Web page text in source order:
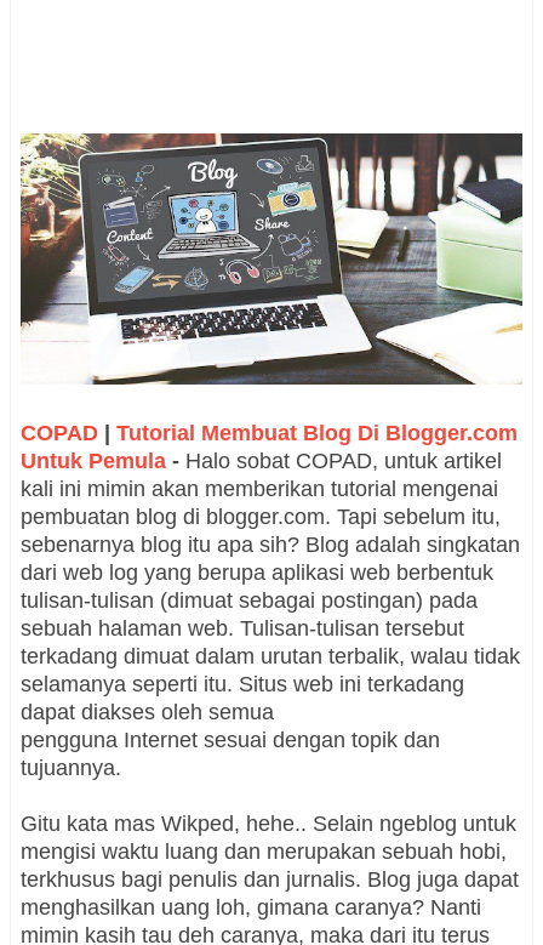
COPAD | Tutorial Membuat Blog Di Blogger.com
Untuk Pemula - Halo sobat COPAD, untuk artikel
kali ini mimin akan memberikan tutorial mengenai
pembuatan blog di blogger.com. Tapi sebelum itu,
sebenarnya blog itu apa sih? Blog adalah singkatan
dari web log yang berupa aplikasi web berbentuk
tulisan-tulisan (dimuat sebagai postingan) pada
sebuah halaman web. Tulisan-tulisan tersebut
terkadang dimuat dalam urutan terbalik, walau tidak
selamanya seperti itu. Situs web ini terkadang
dapat diakses oleh semua
pengguna Internet sesuai dengan topik dan
tujuannya.
Gitu kata mas Wikped, hehe.. Selain ngeblog untuk
mengisi waktu luang dan merupakan sebuah hobi,
terkhusus bagi penulis dan jurnalis. Blog juga dapat
menghasilkan uang loh, gimana caranya? Nanti
mimin kasih tau deh caranya, maka dari itu terus